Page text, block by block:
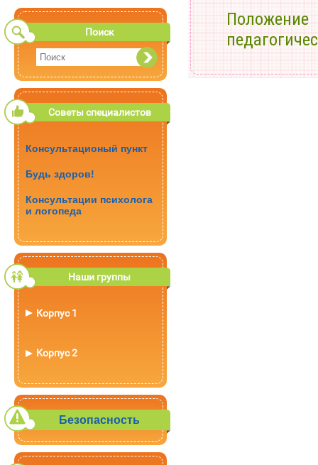
Новости
Поиск
Советы специалистов
Консультационый пункт
Будь здоров!
Консультации психолога
и логопеда
Наши группы
Корпус 1
Корпус 2
Безопасность